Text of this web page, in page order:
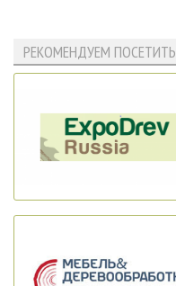
РЕКОМЕНДУЕМ ПОСЕТИТЬ